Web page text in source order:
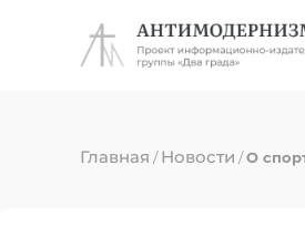
Главная /Новости /О